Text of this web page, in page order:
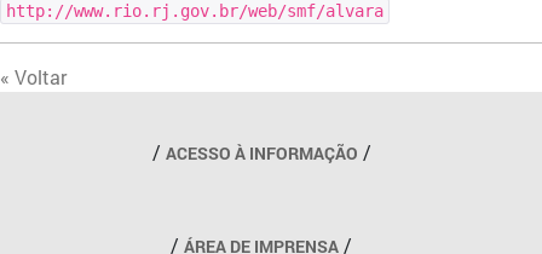
http://www.rio.rj.gov.br/web/smf/alvara
« Voltar
Outros links
ACESSO À INFORMAÇÃO
ÁREA DE IMPRENSA